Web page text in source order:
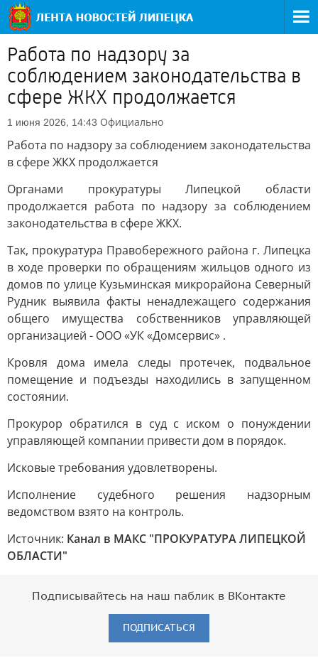
Работа по надзору за
соблюдением законодательства в
сфере ЖКХ продолжается
1 июня 2026, 14:43 Официально
Работа по надзору за соблюдением законодательства
в сфере ЖКХ продолжается
Органами прокуратуры Липецкой области
продолжается работа по надзору за соблюдением
законодательства в сфере ЖКХ.
Так, прокуратура Правобережного района г. Липецка
в ходе проверки по обращениям жильцов одного из
домов по улице Кузьминская микрорайона Северный
Рудник выявила факты ненадлежащего содержания
общего имущества собственников управляющей
организацией - ООО «УК «Домсервис» .
Кровля дома имела следы протечек, подвальное
помещение и подъезды находились в запущенном
состоянии.
Прокурор обратился в суд с иском о понуждении
управляющей компании привести дом в порядок.
Исковые требования удовлетворены.
Исполнение судебного решения надзорным
ведомством взято на контроль.
Источник: Канал в МАКС "ПРОКУРАТУРА ЛИПЕЦКОЙ
ОБЛАСТИ"
Подписывайтесь на наш паблик в ВКонтакте
ПОДПИСАТЬСЯ